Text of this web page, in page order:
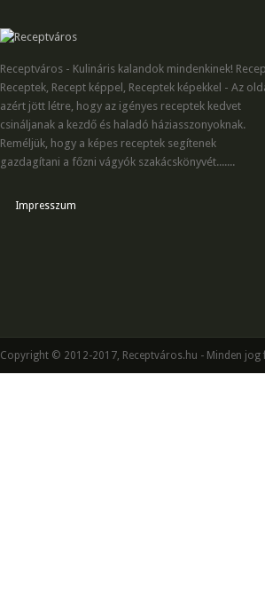
Receptváros - Kulináris kalandok mindenkinek!
Receptek, Recept képpel, Receptek képekkel - Az
azért jött létre, hogy az igényes receptek kedvet
csináljanak a kezdő és haladó háziasszonyoknak.
Reméljük, hogy a képes receptek segítenek
gazdagítani a főzni vágyók szakácskönyvét.......
Impresszum
Copyright © 2012-2017, Receptváros.hu - Minden jog